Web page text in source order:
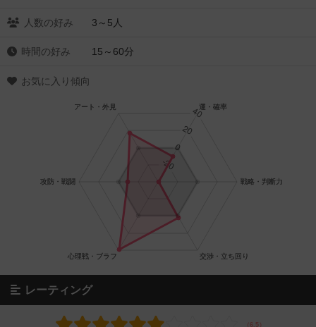
人数の好み 3～5人
時間の好み 15～60分
お気に入り傾向
レーティング